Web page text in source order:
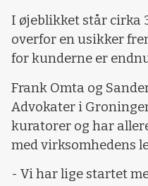
I øjeblikket står cirka
overfor en usikker
for kunderne er
Frank Omta og
Advokater i
kuratorer og har
med virksomhedens
- Vi har lige startet